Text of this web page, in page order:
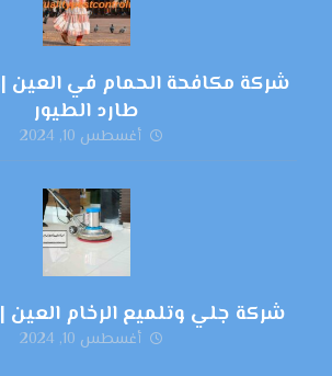
طارد الطيور
أغسطس 10, 2024
شركة جلي وتلميع الرخام العين |0545307678
أغسطس 10, 2024